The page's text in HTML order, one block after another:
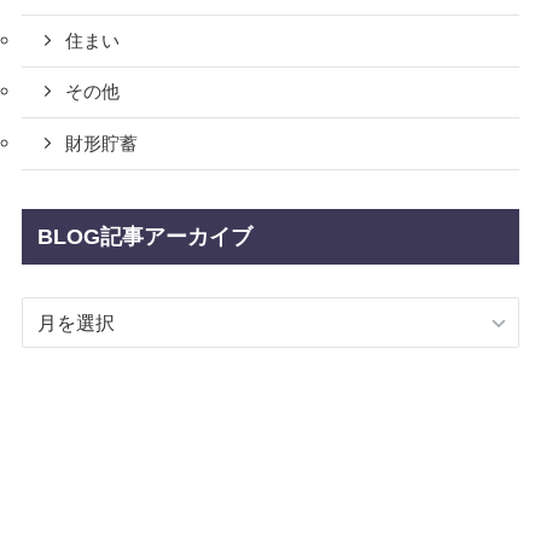
住まい
その他
財形貯蓄
BLOG記事アーカイブ
BLOG